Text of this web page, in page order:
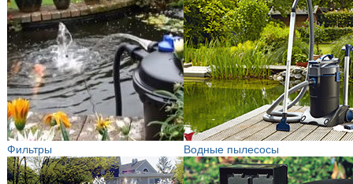
Фильтры Водные пылесосы